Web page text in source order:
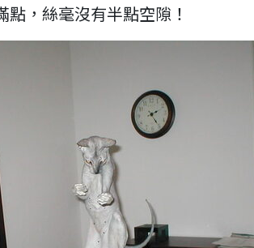
點，絲毫沒有半點空隙！